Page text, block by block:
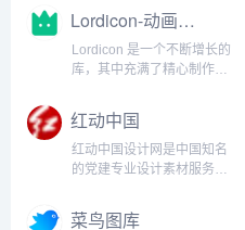
内的高质量图片、矢量插
画、高清视频及音效音乐等
素材资源，专注于为新媒
体、设计、广告、各类垂直
Lordicon-动画图标
Lordicon 是一个不断增长的
库，其中充满了精心制作的
在其他任何地方都找不到。
Lordicon is an animated
icon library with the 3...
红动中国
红动中国设计网是中国知名
的党建专业设计素材服务平
化墙、廉政文化、党建海
菜鸟图库